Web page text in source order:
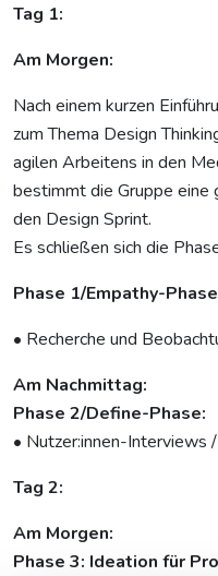
Tag 1:
Am Morgen:
Nach einem kurzen
zum Thema Design
agilen Arbeitens in den
bestimmt die Gruppe eine
den Design Sprint.
Es schließen sich die
Phase 1/Empathy-
• Recherche und
Am Nachmittag:
Phase 2/Define-Phase:
• Nutzer:innen-Interviews
Tag 2:
Am Morgen:
Phase 3: Ideation für